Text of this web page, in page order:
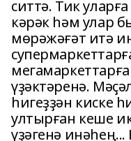
ситтә. Тик
кәрәк һәм улар
мөрәжәғәт итә
үҙәктәренә.
һигеҙҙән киске
ултырған кеше
үҙәгенә